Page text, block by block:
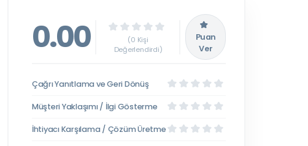
0.00
(0 Kişi
Değerlendirdi)
Puan
Ver
Çağrı Yanıtlama ve Geri Dönüş
Müşteri Yaklaşımı / İlgi Gösterme
İhtiyacı Karşılama / Çözüm Üretme